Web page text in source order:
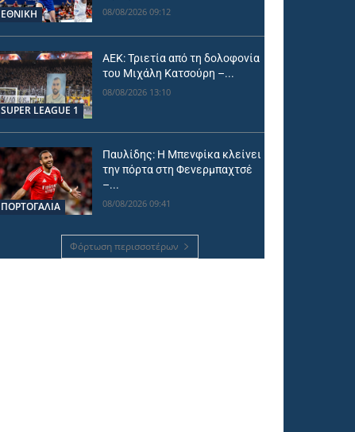
ΕΘΝΙΚΉ 08/08/2026 09:12
SUPER LEAGUE 1
ΑΕΚ: Τριετία από τη δολοφονία
του Μιχάλη Κατσούρη –...
08/08/2026 13:10
ΠΟΡΤΟΓΑΛΙΑ
Παυλίδης: Η Μπενφίκα κλείνει
την πόρτα στη Φενερμπαχτσέ
–...
08/08/2026 09:41
Φόρτωση περισσοτέρων